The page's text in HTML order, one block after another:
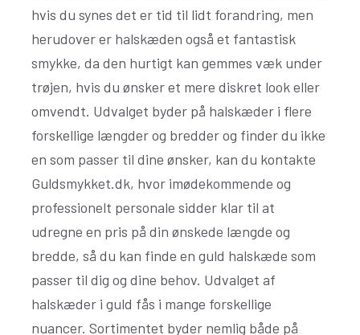
hvis du synes det er tid til lidt forandring, men
herudover er halskæden også et fantastisk
smykke, da den hurtigt kan gemmes væk under
trøjen, hvis du ønsker et mere diskret look eller
omvendt. Udvalget byder på halskæder i flere
forskellige længder og bredder og finder du ikke
en som passer til dine ønsker, kan du kontakte
Guldsmykket.dk, hvor imødekommende og
professionelt personale sidder klar til at
udregne en pris på din ønskede længde og
bredde, så du kan finde en guld halskæde som
passer til dig og dine behov. Udvalget af
halskæder i guld fås i mange forskellige
nuancer. Sortimentet byder nemlig både på